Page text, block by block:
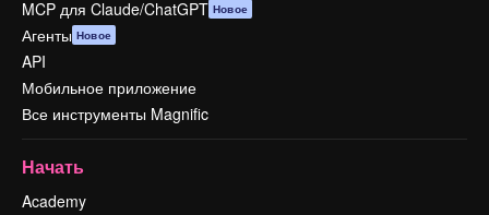
MCP для Claude/ChatGPT Новое
Агенты Новое
API
Мобильное приложение
Все инструменты Magnific
Начать
Academy